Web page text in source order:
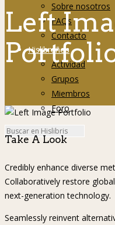
Sobre nosotros
FAQs
Contacto
Hislibreños
Actividad
Grupos
Miembros
Foro
Left
Take A Look
Credibly enhance diverse
Collaboratively restore
next-generation technology.
Seamlessly reinvent